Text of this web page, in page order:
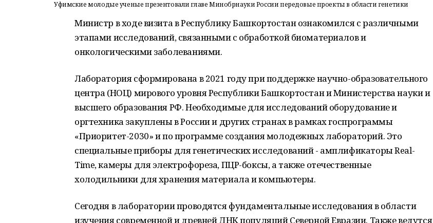
Уфимские молодые ученые презентовали главе Минобрнауки России передовые проекты в области генетики
Министр в ходе визита в Республику Башкортостан ознакомился с различными
этапами исследований, связанными с обработкой биоматериалов и
онкологическими заболеваниями.
Лаборатория сформирована в 2021 году при поддержке научно-образовательного
центра (НОЦ) мирового уровня Республики Башкортостан и Министерства науки и
высшего образования РФ. Необходимые для исследований оборудование и
оргтехника закуплены в России и других странах в рамках госпрограммы
«Приоритет-2030» и по программе создания молодежных лабораторий. Это
специальные приборы для генетических исследований - амплификаторы Real-
Time, камеры для электрофореза, ПЦР-боксы, а также отечественные
холодильники для хранения материала и компьютеры.
Сегодня в лаборатории проводятся фундаментальные исследования в области
изучения современной и древней ДНК популяций Северной Евразии. Также ведутся